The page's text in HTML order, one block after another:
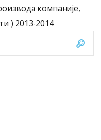
компаније,
) 2013-2014